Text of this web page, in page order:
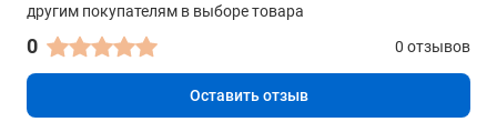
другим покупателям в выборе товара
0 0 отзывов
Оставить отзыв